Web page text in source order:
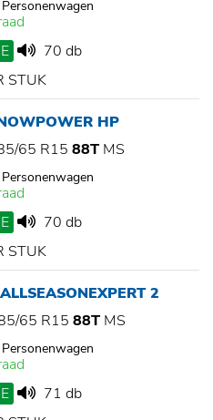
E
70 db
STUK
HP
65 R15 88T MS
E
70 db
STUK
2
65 R15 88T MS
E
71 db